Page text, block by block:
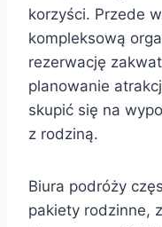
korzyści. Przede
kompleksową
rezerwację
planowanie
skupić się na
z rodziną.
Biura podróży
pakiety rodzinne,